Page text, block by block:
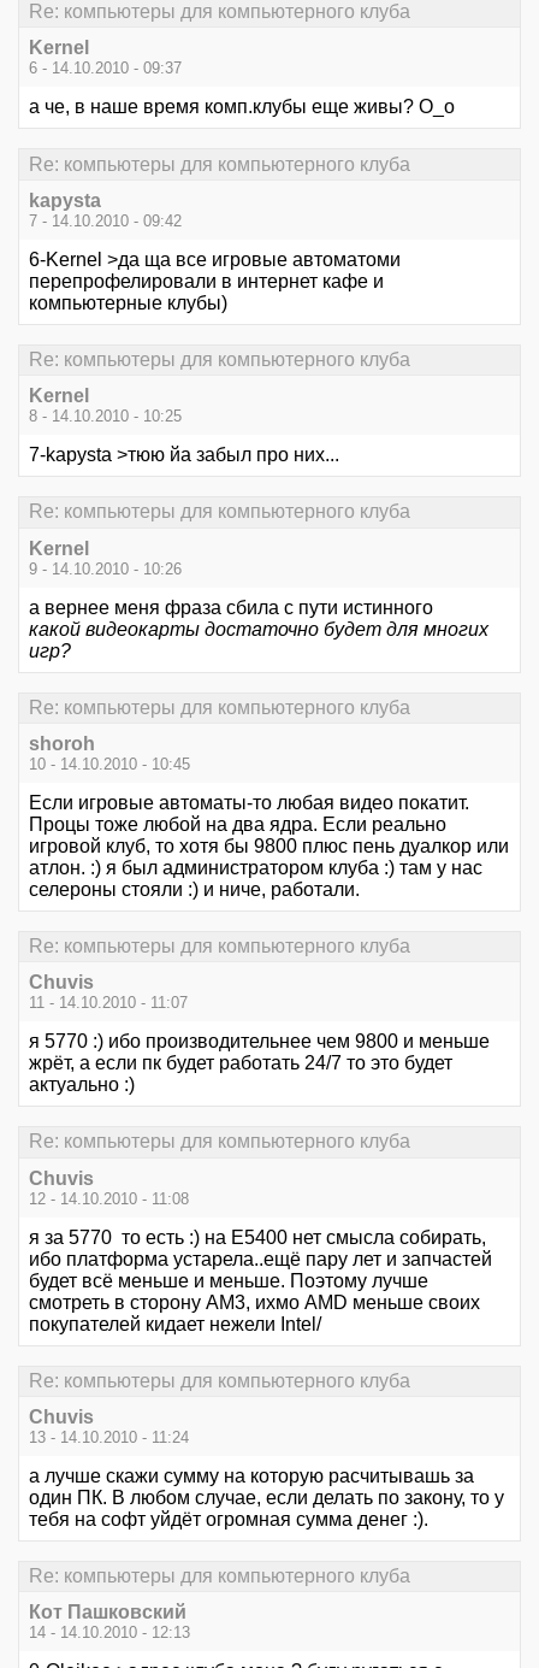
Re: компьютеры для компьютерного клуба
Kernel
6 - 14.10.2010 - 09:37
а че, в наше время комп.клубы еще живы? O_o
Re: компьютеры для компьютерного клуба
kapysta
7 - 14.10.2010 - 09:42
6-Kernel >да ща все игровые автоматоми
перепрофелировали в интернет кафе и
компьютерные клубы)
Re: компьютеры для компьютерного клуба
Kernel
8 - 14.10.2010 - 10:25
7-kapysta >тюю йа забыл про них...
Re: компьютеры для компьютерного клуба
Kernel
9 - 14.10.2010 - 10:26
а вернее меня фраза сбила с пути истинного
какой видеокарты достаточно будет для многих
игр?
Re: компьютеры для компьютерного клуба
shoroh
10 - 14.10.2010 - 10:45
Если игровые автоматы-то любая видео покатит.
Процы тоже любой на два ядра. Если реально
игровой клуб, то хотя бы 9800 плюс пень дуалкор или
атлон. :) я был администратором клуба :) там у нас
селероны стояли :) и ниче, работали.
Re: компьютеры для компьютерного клуба
Chuvis
11 - 14.10.2010 - 11:07
я 5770 :) ибо производительнее чем 9800 и меньше
жрёт, а если пк будет работать 24/7 то это будет
актуально :)
Re: компьютеры для компьютерного клуба
Chuvis
12 - 14.10.2010 - 11:08
я за 5770 то есть :) на E5400 нет смысла собирать,
ибо платформа устарела..ещё пару лет и запчастей
будет всё меньше и меньше. Поэтому лучше
смотреть в сторону AM3, ихмо AMD меньше своих
покупателей кидает нежели Intel/
Re: компьютеры для компьютерного клуба
Chuvis
13 - 14.10.2010 - 11:24
а лучше скажи сумму на которую расчитывашь за
один ПК. В любом случае, если делать по закону, то у
тебя на софт уйдёт огромная сумма денег :).
Re: компьютеры для компьютерного клуба
Кот Пашковский
14 - 14.10.2010 - 12:13